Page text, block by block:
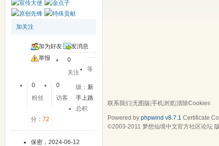
加关注
加为好友
发消息
举报
0
关注
0
粉丝
0
访客
等
级：新
手上路
总积
分： 72
保密，2024-06-12
联系我们 无图版 手机浏览 清除Cookies
Powered by phpwind v8.7.1 Certificate
©2003-2011 梦想仙境中文官方社区论坛